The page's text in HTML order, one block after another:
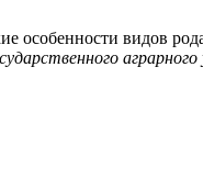
особенности видов